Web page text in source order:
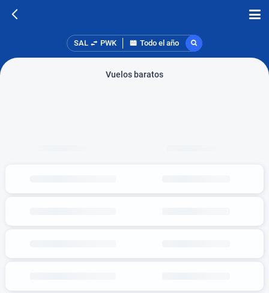
SAL PWK Todo el año
Vuelos baratos